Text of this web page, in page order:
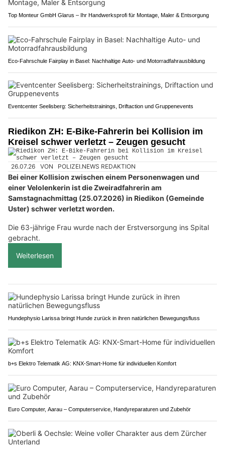
Top Monteur GmbH Glarus – Ihr Handwerksprofi für Montage, Maler & Entsorgung
Eco-Fahrschule Fairplay in Basel: Nachhaltige Auto- und Motorradfahrausbildung
Eventcenter Seelisberg: Sicherheitstrainings, Driftaction und Gruppenevents
Riedikon ZH: E-Bike-Fahrerin bei Kollision im
Kreisel schwer verletzt – Zeugen gesucht
26.07.26 VON POLIZEI.NEWS REDAKTION
Bei einer Kollision zwischen einem Personenwagen und
einer Velolenkerin ist die Zweiradfahrerin am
Samstagnachmittag (25.07.2026) in Riedikon (Gemeinde
Uster) schwer verletzt worden.
Die 63-jährige Frau wurde nach der Erstversorgung ins Spital
gebracht.
Weiterlesen
Hundephysio Larissa bringt Hunde zurück in ihren natürlichen Bewegungsfluss
b+s Elektro Telematik AG: KNX-Smart-Home für individuellen Komfort
Euro Computer, Aarau – Computerservice, Handyreparaturen und Zubehör